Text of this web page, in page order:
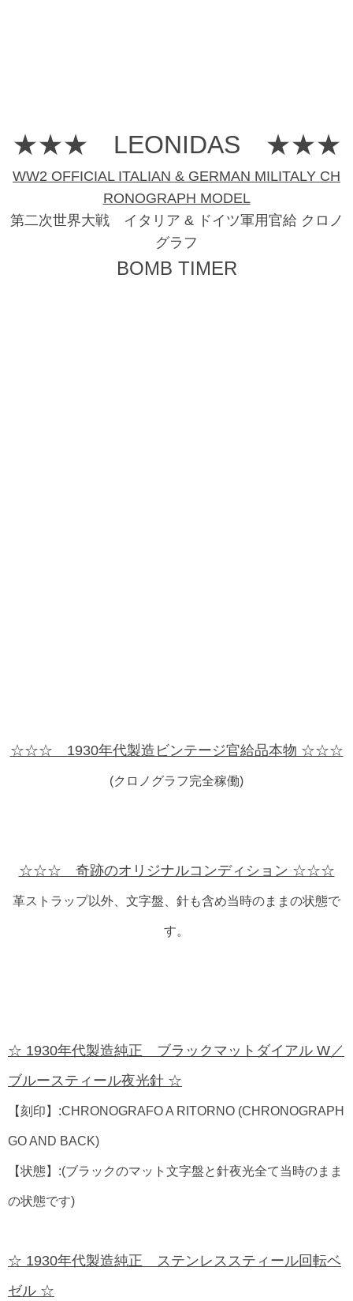
★★★ LEONIDAS ★★★
WW2 OFFICIAL ITALIAN & GERMAN MILITALY CH
RONOGRAPH MODEL
第二次世界大戦 イタリア & ドイツ軍用官給 クロノ
グラフ
BOMB TIMER
☆☆☆ 1930年代製造ビンテージ官給品本物 ☆☆☆
(クロノグラフ完全稼働)
☆☆☆ 奇跡のオリジナルコンディション ☆☆☆
革ストラップ以外、文字盤、針も含め当時のままの状態で
す。
☆ 1930年代製造純正 ブラックマットダイアル W／
ブルースティール夜光針 ☆
【刻印】:CHRONOGRAFO A RITORNO (CHRONOGRAPH
GO AND BACK)
【状態】:(ブラックのマット文字盤と針夜光全て当時のまま
の状態です)
☆ 1930年代製造純正 ステンレススティール回転ベ
ゼル ☆